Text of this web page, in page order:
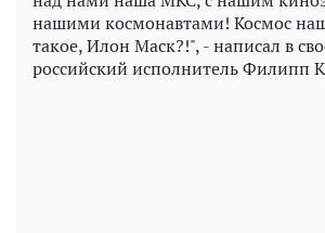
нашими космонавтами! Космос
такое, Илон Маск?!", - написал в
российский исполнитель Филипп